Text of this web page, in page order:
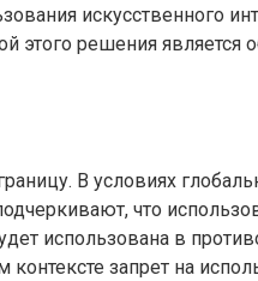
искусственного
этого решения является
В условиях
что
использована в
запрет на